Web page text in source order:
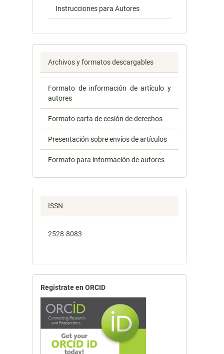
Instrucciones para Autores
Archivos y formatos descargables
Formato de información de artículo y
autores
Formato carta de cesión de derechos
Presentación sobre envíos de artículos
Formato para información de autores
ISSN
2528-8083
Registrate en ORCID